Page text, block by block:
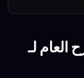
العام لـ